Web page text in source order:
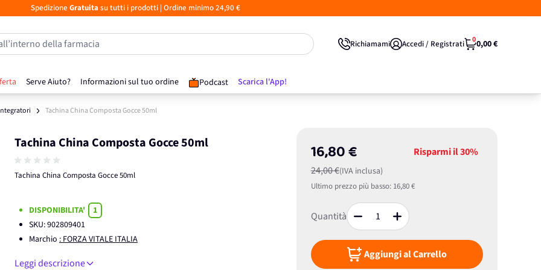
Spedizione Gratuita su tutti i prodotti| Ordine minimo 24,90 €
Serve Aiuto? Informazioni sul tuo ordine Podcast Scarica l'App!
della farmacia Richiamami Accedi / Registrati 00,00 €
Tachina China Composta Gocce 50ml
Tachina China Composta Gocce 50ml
Tachina China Composta Gocce 50ml
16,80 €
24,00 €(IVA inclusa)
Risparmi il30%
Ultimo prezzo più basso: 16,80 €
Quantità
Aggiungi al Carrello
DISPONIBILITA'
1
SKU:902809401
Marchio : FORZA VITALE ITALIA
Leggi descrizione